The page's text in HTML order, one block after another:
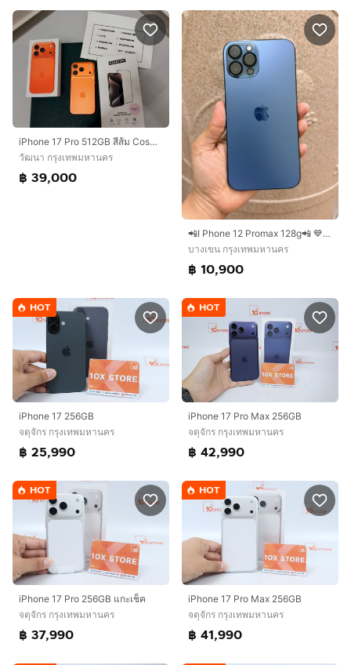
iPhone 17 Pro 512GB สีส้ม Cosmic Orange เครื่องศูนย์สภาพสวยกริ๊ป แบต 93 เปอ อุปกรณ์ครบ ยังไม่ได้ใช้
วัฒนา กรุงเทพมหานคร
฿ 39,000
📲I Phone 12 Promax 128g📲 💙สีบลู💙✅เครื่องสวย 99.98% สภาพนางฟ้า✅เครื่องศูนย์ไทย✅ใช้งานได้ปกติทุกอย่าง✅มีกล่องชุดชาร์ตใหม่ให้✅ติดฟิล์มกระจกกันรอยหน้าจอแ
บางเขน กรุงเทพมหานคร
฿ 10,900
HOT
iPhone 17 256GB
จตุจักร กรุงเทพมหานคร
฿ 25,990
HOT
iPhone 17 Pro Max 256GB
จตุจักร กรุงเทพมหานคร
฿ 42,990
HOT
iPhone 17 Pro 256GB แกะเช็ค
จตุจักร กรุงเทพมหานคร
฿ 37,990
HOT
iPhone 17 Pro Max 256GB
จตุจักร กรุงเทพมหานคร
฿ 41,990